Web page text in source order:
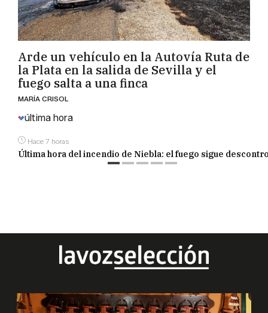
Arde un vehículo en la Autovía Ruta de
la Plata en la salida de Sevilla y el
fuego salta a una finca
MARÍA CRISOL
última hora
Hace 7 horas
Última hora del incendio de Niebla: el fuego sigue